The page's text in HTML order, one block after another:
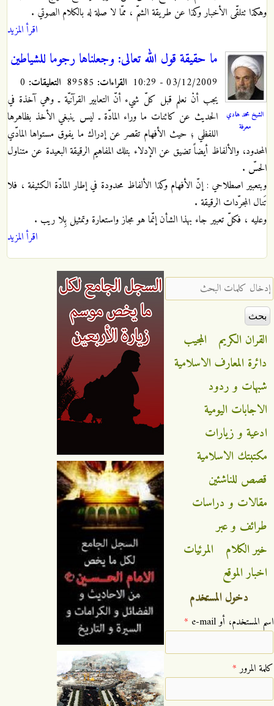
وهكذا تتلقّى الأخبار وكذا عن طريقة الشمّ ، ممّا لا صلة له بالكلام الصوتي .
اقرأ المزيد
الشيخ محمد هادي
معرفة
ما حقيقة قول الله تعالى: وجعلناها رجوما للشياطين
03/12/2009 - 10:29 القراءات: التعليقات:
يجب أنْ نعلم قبل كلّ شيء أنّ التعابير القرآنيّة ـ وهي آخذة في
الحديث عن كائنات ما وراء المادّة ـ ليس ينبغي الأخذ بظاهرها
اللفظي ؛ حيث الأفهام تقصر عن إدراك ما يفوق مستواها المادّي
المحدود، والألفاظ أيضاً تضيق عن الإدلاء بتلك المفاهيم الرقيقة البعيدة عن متناول
الحسّ .
وبتعبير اصطلاحي : إنّ الأفهام وكذا الألفاظ محدودة في إطار المادّة الكثيفة ، فلا
تَنال المجرّدات الرقيقة .
وعليه ، فكلّ تعبير جاء بهذا الشأن إنّما هو مجاز واستعارة وتمثيل بِلا ريب .
اقرأ المزيد
‏إدخال كلمات البحث ‏
القران الكريم
المجيب
دائرة المعارف الاسلامية
شبهات و ردود
الاجابات اليومية
ادعية و زيارات
مكتبتك الاسلامية
قصص للناشئين
مقالات و دراسات
طرائف و عبر
خير الكلام
المرئيات
اخبار الموقع
دخول المستخدم
‏اسم المستخدم، أو e-mail ‏ *
‏كلمة المرور ‏*